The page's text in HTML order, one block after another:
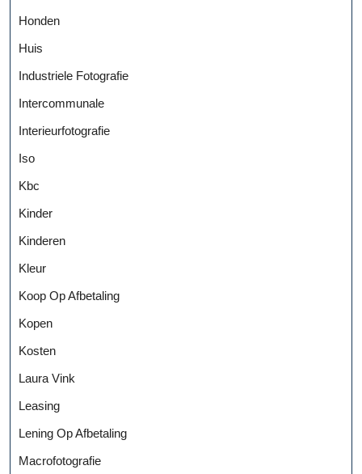
Honden
Huis
Industriele Fotografie
Intercommunale
Interieurfotografie
Iso
Kbc
Kinder
Kinderen
Kleur
Koop Op Afbetaling
Kopen
Kosten
Laura Vink
Leasing
Lening Op Afbetaling
Macrofotografie